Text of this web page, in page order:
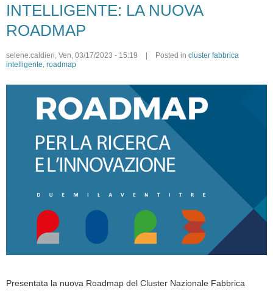
INTELLIGENTE: LA NUOVA
ROADMAP
selene.caldieri, Ven, 03/17/2023 - 15:19 Posted in cluster fabbrica
intelligente, roadmap
Presentata la nuova Roadmap del Cluster Nazionale Fabbrica